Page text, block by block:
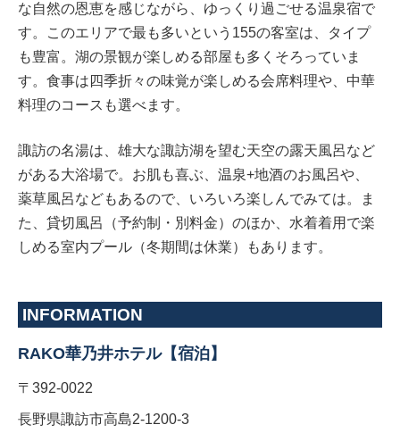
な自然の恩恵を感じながら、ゆっくり過ごせる温泉宿で
す。このエリアで最も多いという155の客室は、タイプ
も豊富。湖の景観が楽しめる部屋も多くそろっていま
す。食事は四季折々の味覚が楽しめる会席料理や、中華
料理のコースも選べます。
諏訪の名湯は、雄大な諏訪湖を望む天空の露天風呂など
がある大浴場で。お肌も喜ぶ、温泉+地酒のお風呂や、
薬草風呂などもあるので、いろいろ楽しんでみては。ま
た、貸切風呂（予約制・別料金）のほか、水着着用で楽
しめる室内プール（冬期間は休業）もあります。
INFORMATION
RAKO華乃井ホテル【宿泊】
〒392-0022
長野県諏訪市高島2-1200-3